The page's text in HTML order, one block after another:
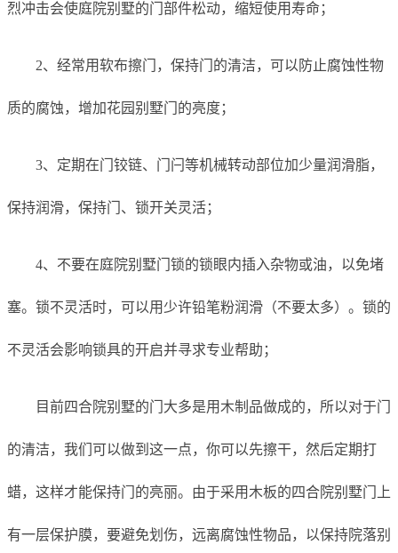
烈冲击会使庭院别墅的门部件松动，缩短使用寿命；
2、经常用软布擦门，保持门的清洁，可以防止腐蚀性物
质的腐蚀，增加花园别墅门的亮度；
3、定期在门铰链、门闩等机械转动部位加少量润滑脂，
保持润滑，保持门、锁开关灵活；
4、不要在庭院别墅门锁的锁眼内插入杂物或油，以免堵
塞。锁不灵活时，可以用少许铅笔粉润滑（不要太多）。锁的
不灵活会影响锁具的开启并寻求专业帮助；
目前四合院别墅的门大多是用木制品做成的，所以对于门
的清洁，我们可以做到这一点，你可以先擦干，然后定期打
蜡，这样才能保持门的亮丽。由于采用木板的四合院别墅门上
有一层保护膜，要避免划伤，远离腐蚀性物品，以保持院落别